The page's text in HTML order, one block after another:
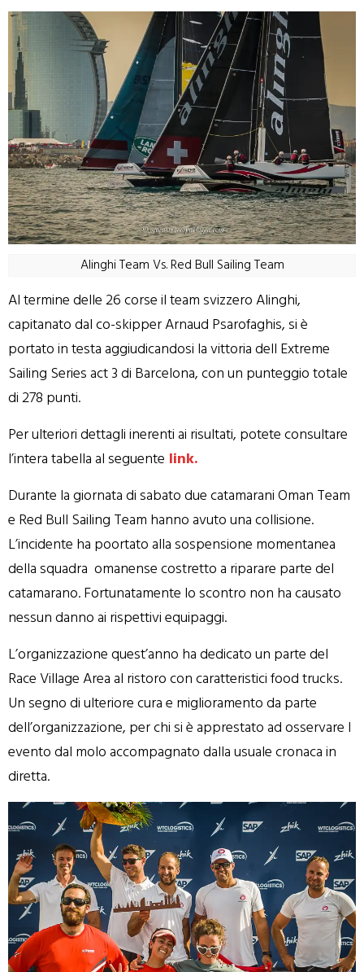
Alinghi Team Vs. Red Bull Sailing Team
Al termine delle 26 corse il team svizzero Alinghi,
capitanato dal co-skipper Arnaud Psarofaghis, si è
portato in testa aggiudicandosi la vittoria dell Extreme
Sailing Series act 3 di Barcelona, con un punteggio totale
di 278 punti.
Per ulteriori dettagli inerenti ai risultati, potete consultare
l’intera tabella al seguente link.
Durante la giornata di sabato due catamarani Oman Team
e Red Bull Sailing Team hanno avuto una collisione.
L’incidente ha poortato alla sospensione momentanea
della squadra omanense costretto a riparare parte del
catamarano. Fortunatamente lo scontro non ha causato
nessun danno ai rispettivi equipaggi.
L’organizzazione quest’anno ha dedicato un parte del
Race Village Area al ristoro con caratteristici food trucks.
Un segno di ulteriore cura e miglioramento da parte
dell’organizzazione, per chi si è apprestato ad osservare l
evento dal molo accompagnato dalla usuale cronaca in
diretta.